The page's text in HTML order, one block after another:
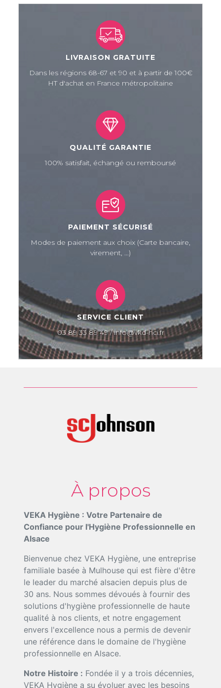
LIVRAISON GRATUITE
Dans les régions 68-67 et 90 et à partir de 100€
HT d'achat en France métropolitaine
QUALITÉ GARANTIE
100% satisfait, échangé ou remboursé
PAIEMENT SÉCURISÉ
Modes de paiement aux choix (Carte bancaire,
virement, ...)
SERVICE CLIENT
03 89 33 89 49 / info@vkd-hci.fr
À propos
VEKA Hygiène : Votre Partenaire de
Confiance pour l'Hygiène Professionnelle en
Alsace
Bienvenue chez VEKA Hygiène, une entreprise
familiale basée à Mulhouse qui est fière d'être
le leader du marché alsacien depuis plus de
30 ans. Nous sommes dévoués à fournir des
solutions d'hygiène professionnelle de haute
qualité à nos clients, et notre engagement
envers l'excellence nous a permis de devenir
une référence dans le domaine de l'hygiène
professionnelle en Alsace.
Notre Histoire : Fondée il y a trois décennies,
VEKA Hygiène a su évoluer avec les besoins